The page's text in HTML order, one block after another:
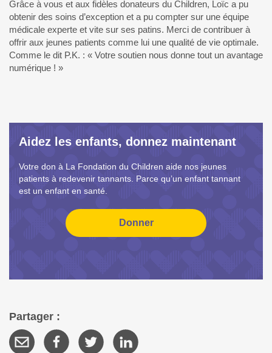
Grâce à vous et aux fidèles donateurs du Children, Loïc a pu
obtenir des soins d’exception et a pu compter sur une équipe
médicale experte et vite sur ses patins. Merci de contribuer à
offrir aux jeunes patients comme lui une qualité de vie optimale.
Comme le dit P.K. : « Votre soutien nous donne tout un avantage
numérique ! »
Aidez les enfants, donnez maintenant
Votre don à La Fondation du Children aide nos jeunes
patients à redevenir tannants. Parce qu’un enfant tannant
est un enfant en santé.
Partager :